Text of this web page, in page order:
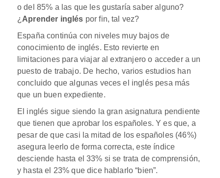
o del 85% a las que les gustaría saber alguno?
¿ Aprender inglés por fin, tal vez?
España continúa con niveles muy bajos de
conocimiento de inglés. Esto revierte en
limitaciones para viajar al extranjero o acceder a un
puesto de trabajo. De hecho, varios estudios han
concluido que algunas veces el inglés pesa más
que un buen expediente.
El inglés sigue siendo la gran asignatura pendiente
que tienen que aprobar los españoles. Y es que, a
pesar de que casi la mitad de los españoles (46%)
asegura leerlo de forma correcta, este índice
desciende hasta el 33% si se trata de comprensión,
y hasta el 23% que dice hablarlo “bien”.